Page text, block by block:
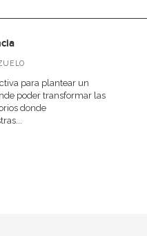
para plantear un
poder transformar las
donde